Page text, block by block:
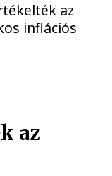
az
inflációs
az